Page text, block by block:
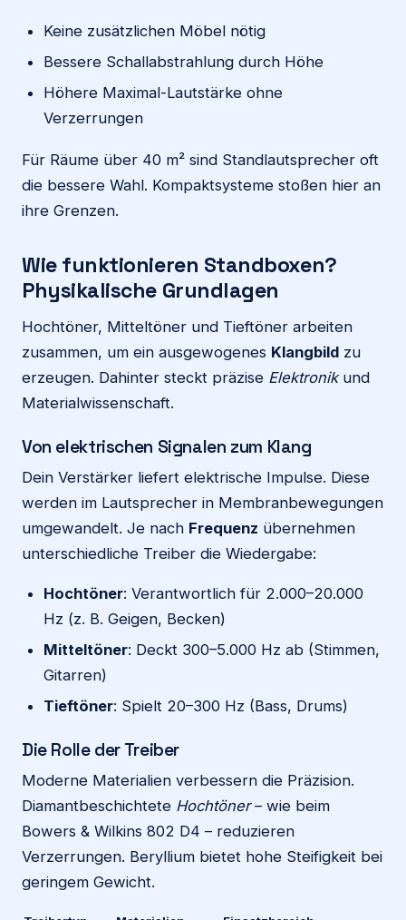
Keine zusätzlichen Möbel nötig
Bessere Schallabstrahlung durch Höhe
Höhere Maximal-Lautstärke ohne
Verzerrungen
Für Räume über 40 m² sind Standlautsprecher oft
die bessere Wahl. Kompaktsysteme stoßen hier an
ihre Grenzen.
Wie funktionieren Standboxen?
Physikalische Grundlagen
Hochtöner, Mitteltöner und Tieftöner arbeiten
zusammen, um ein ausgewogenes Klangbild zu
erzeugen. Dahinter steckt präzise Elektronikund
Materialwissenschaft.
Von elektrischen Signalen zum Klang
Dein Verstärker liefert elektrische Impulse. Diese
werden im Lautsprecher in Membranbewegungen
umgewandelt. Je nach Frequenz übernehmen
unterschiedliche Treiber die Wiedergabe:
Hochtöner: Verantwortlich für 2.000–20.000
Hz (z. B. Geigen, Becken)
Mitteltöner: Deckt 300–5.000 Hz ab (Stimmen,
Gitarren)
Tieftöner: Spielt 20–300 Hz (Bass, Drums)
Die Rolle der Treiber
Moderne Materialien verbessern die Präzision.
Diamantbeschichtete Hochtöner– wie beim
Bowers & Wilkins 802 D4 – reduzieren
Verzerrungen. Beryllium bietet hohe Steifigkeit bei
geringem Gewicht.